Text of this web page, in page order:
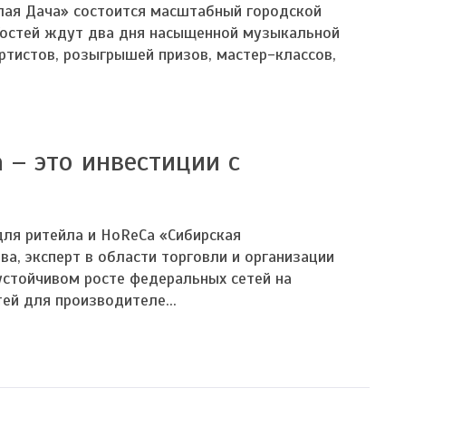
Дача» состоится масштабный городской
ждут два дня насыщенной музыкальной
розыгрышей призов, мастер-классов,
это инвестиции с
ритейла и HoReCa «Сибирская
эксперт в области торговли и организации
росте федеральных сетей на
для производителе...